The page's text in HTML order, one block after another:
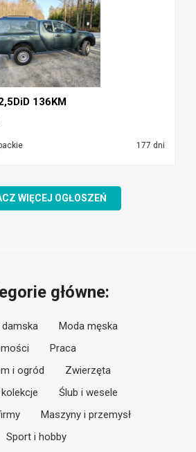
136KM
177 dni
WIĘCEJ OGŁOSZEŃ
główne:
Moda męska
Praca
i ogród
Zwierzęta
Ślub i wesele
Maszyny i przemysł
Sport i hobby